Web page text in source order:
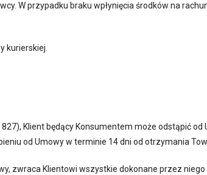
W przypadku braku wpłynięcia środków na
kurierskiej.
Klient będący Konsumentem może odstąpić
od Umowy w terminie 14 dni od otrzymania
zwraca Klientowi wszystkie dokonane przez